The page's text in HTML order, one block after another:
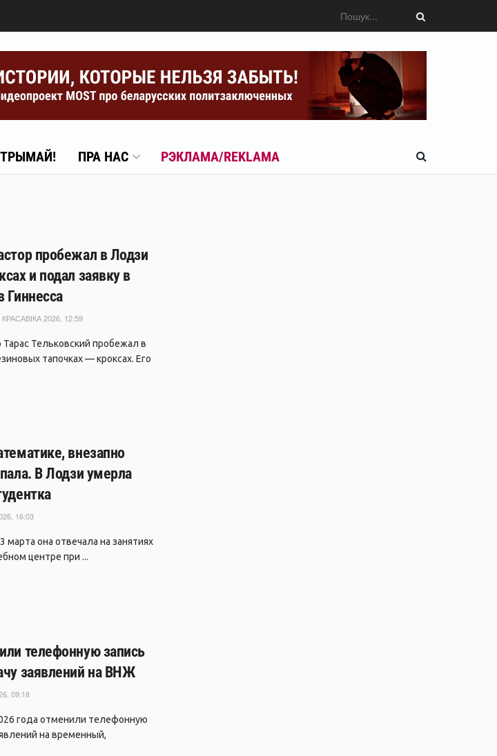
ПРА НАС РЭКЛАМА/REKLAMA
пробежал в Лодзи
и подал заявку в
Гиннесса
2026, 12:59
Тарас Тельковский пробежал в
тапочках — кроксах. Его
внезапно
В Лодзи умерла
16:03
марта она отвечала на занятиях
центре при ...
телефонную запись
заявлений на ВНЖ
09:18
года отменили телефонную
на временный,